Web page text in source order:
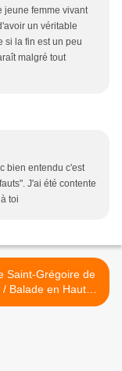
jeune femme vivant
un véritable
si la fin est un peu
malgré tout
bien entendu c'est
J'ai été contente
toi
Saint-Grégoire de
Balade en Haute-
Loire >